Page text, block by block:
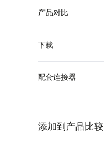
产品对比
下载
配套连接器
添加到产品比较